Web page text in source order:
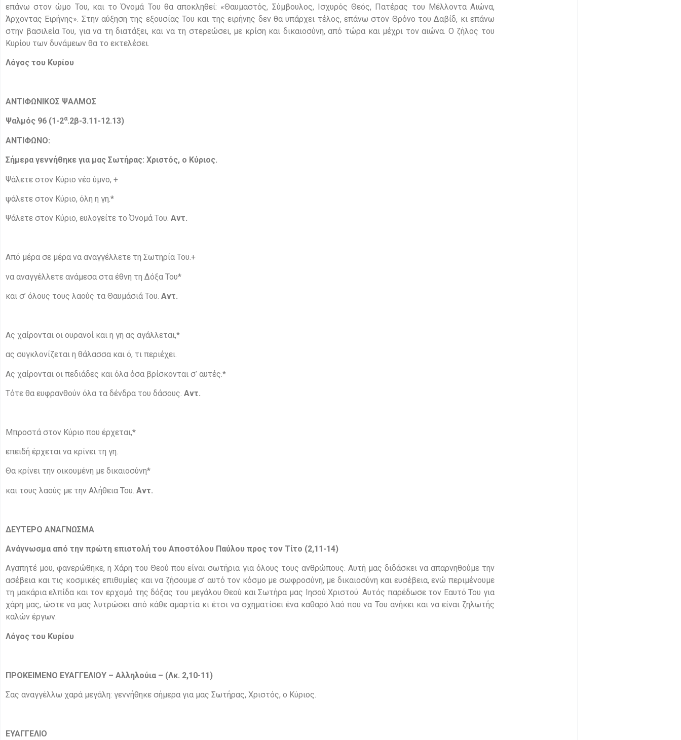
επάνω στον ώμο Του, και το Όνομά Του θα αποκληθεί: «Θαυμαστός, Σύμβουλος, Ισχυρός Θεός, Πατέρας του Μέλλοντα Αιώνα,
Άρχοντας Ειρήνης». Στην αύξηση της εξουσίας Του και της ειρήνης δεν θα υπάρχει τέλος, επάνω στον Θρόνο του Δαβίδ, κι επάνω
στην βασιλεία Του, για να τη διατάξει, και να τη στερεώσει, με κρίση και δικαιοσύνη, από τώρα και μέχρι τον αιώνα. Ο ζήλος του
Κυρίου των δυνάμεων θα το εκτελέσει.
Λόγος του Κυρίου
ΑΝΤΙΦΩΝΙΚΟΣ ΨΑΛΜΟΣ
Ψαλμός 96 (1-2α.2β-3.11-12.13)
ΑΝΤΙΦΩΝΟ:
Σήμερα γεννήθηκε για μας Σωτήρας: Χριστός, ο Κύριος.
Ψάλετε στον Κύριο νέο ύμνο, +
ψάλετε στον Κύριο, όλη η γη.*
Ψάλετε στον Κύριο, ευλογείτε το Όνομά Του. Αντ.
Από μέρα σε μέρα να αναγγέλλετε τη Σωτηρία Του.+
να αναγγέλλετε ανάμεσα στα έθνη τη Δόξα Του*
και σ’ όλους τους λαούς τα Θαυμάσιά Του. Αντ.
Ας χαίρονται οι ουρανοί και η γη ας αγάλλεται,*
ας συγκλονίζεται η θάλασσα και ό, τι περιέχει.
Ας χαίρονται οι πεδιάδες και όλα όσα βρίσκονται σ’ αυτές.*
Τότε θα ευφρανθούν όλα τα δένδρα του δάσους. Αντ.
Μπροστά στον Κύριο που έρχεται,*
επειδή έρχεται να κρίνει τη γη.
Θα κρίνει την οικουμένη με δικαιοσύνη*
και τους λαούς με την Αλήθεια Του. Αντ.
ΔΕΥΤΕΡΟ ΑΝΑΓΝΩΣΜΑ
Ανάγνωσμα από την πρώτη επιστολή του Αποστόλου Παύλου προς τον Τίτο (2,11-14)
Αγαπητέ μου, φανερώθηκε, η Χάρη του Θεού που είναι σωτήρια για όλους τους ανθρώπους. Αυτή μας διδάσκει να απαρνηθούμε την
ασέβεια και τις κοσμικές επιθυμίες και να ζήσουμε σ’ αυτό τον κόσμο με σωφροσύνη, με δικαιοσύνη και ευσέβεια, ενώ περιμένουμε
τη μακάρια ελπίδα και τον ερχομό της δόξας του μεγάλου Θεού και Σωτήρα μας Ιησού Χριστού. Αυτός παρέδωσε τον Εαυτό Του για
χάρη μας, ώστε να μας λυτρώσει από κάθε αμαρτία κι έτσι να σχηματίσει ένα καθαρό λαό που να Του ανήκει και να είναι ζηλωτής
καλών έργων.
Λόγος του Κυρίου
ΠΡΟΚΕΙΜΕΝΟ ΕΥΑΓΓΕΛΙΟΥ – Αλληλούια – (Λκ. 2,10-11)
Σας αναγγέλλω χαρά μεγάλη: γεννήθηκε σήμερα για μας Σωτήρας, Χριστός, ο Κύριος.
ΕΥΑΓΓΕΛΙΟ